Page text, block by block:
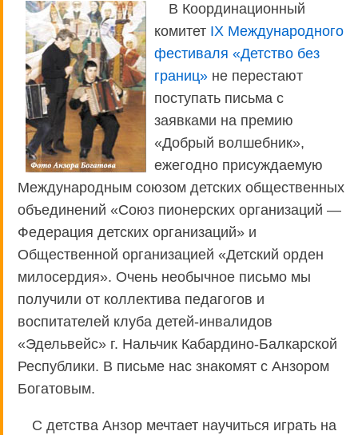
В Координационный
комитет IX Международного
фестиваля «Детство без
границ» не перестают
поступать письма с
заявками на премию
«Добрый волшебник»,
ежегодно присуждаемую
Международным союзом детских общественных
объединений «Союз пионерских организаций —
Федерация детских организаций» и
Общественной организацией «Детский орден
милосердия». Очень необычное письмо мы
получили от коллектива педагогов и
воспитателей клуба детей-инвалидов
«Эдельвейс» г. Нальчик Кабардино-Балкарской
Республики. В письме нас знакомят с Анзором
Богатовым.
С детства Анзор мечтает научиться играть на